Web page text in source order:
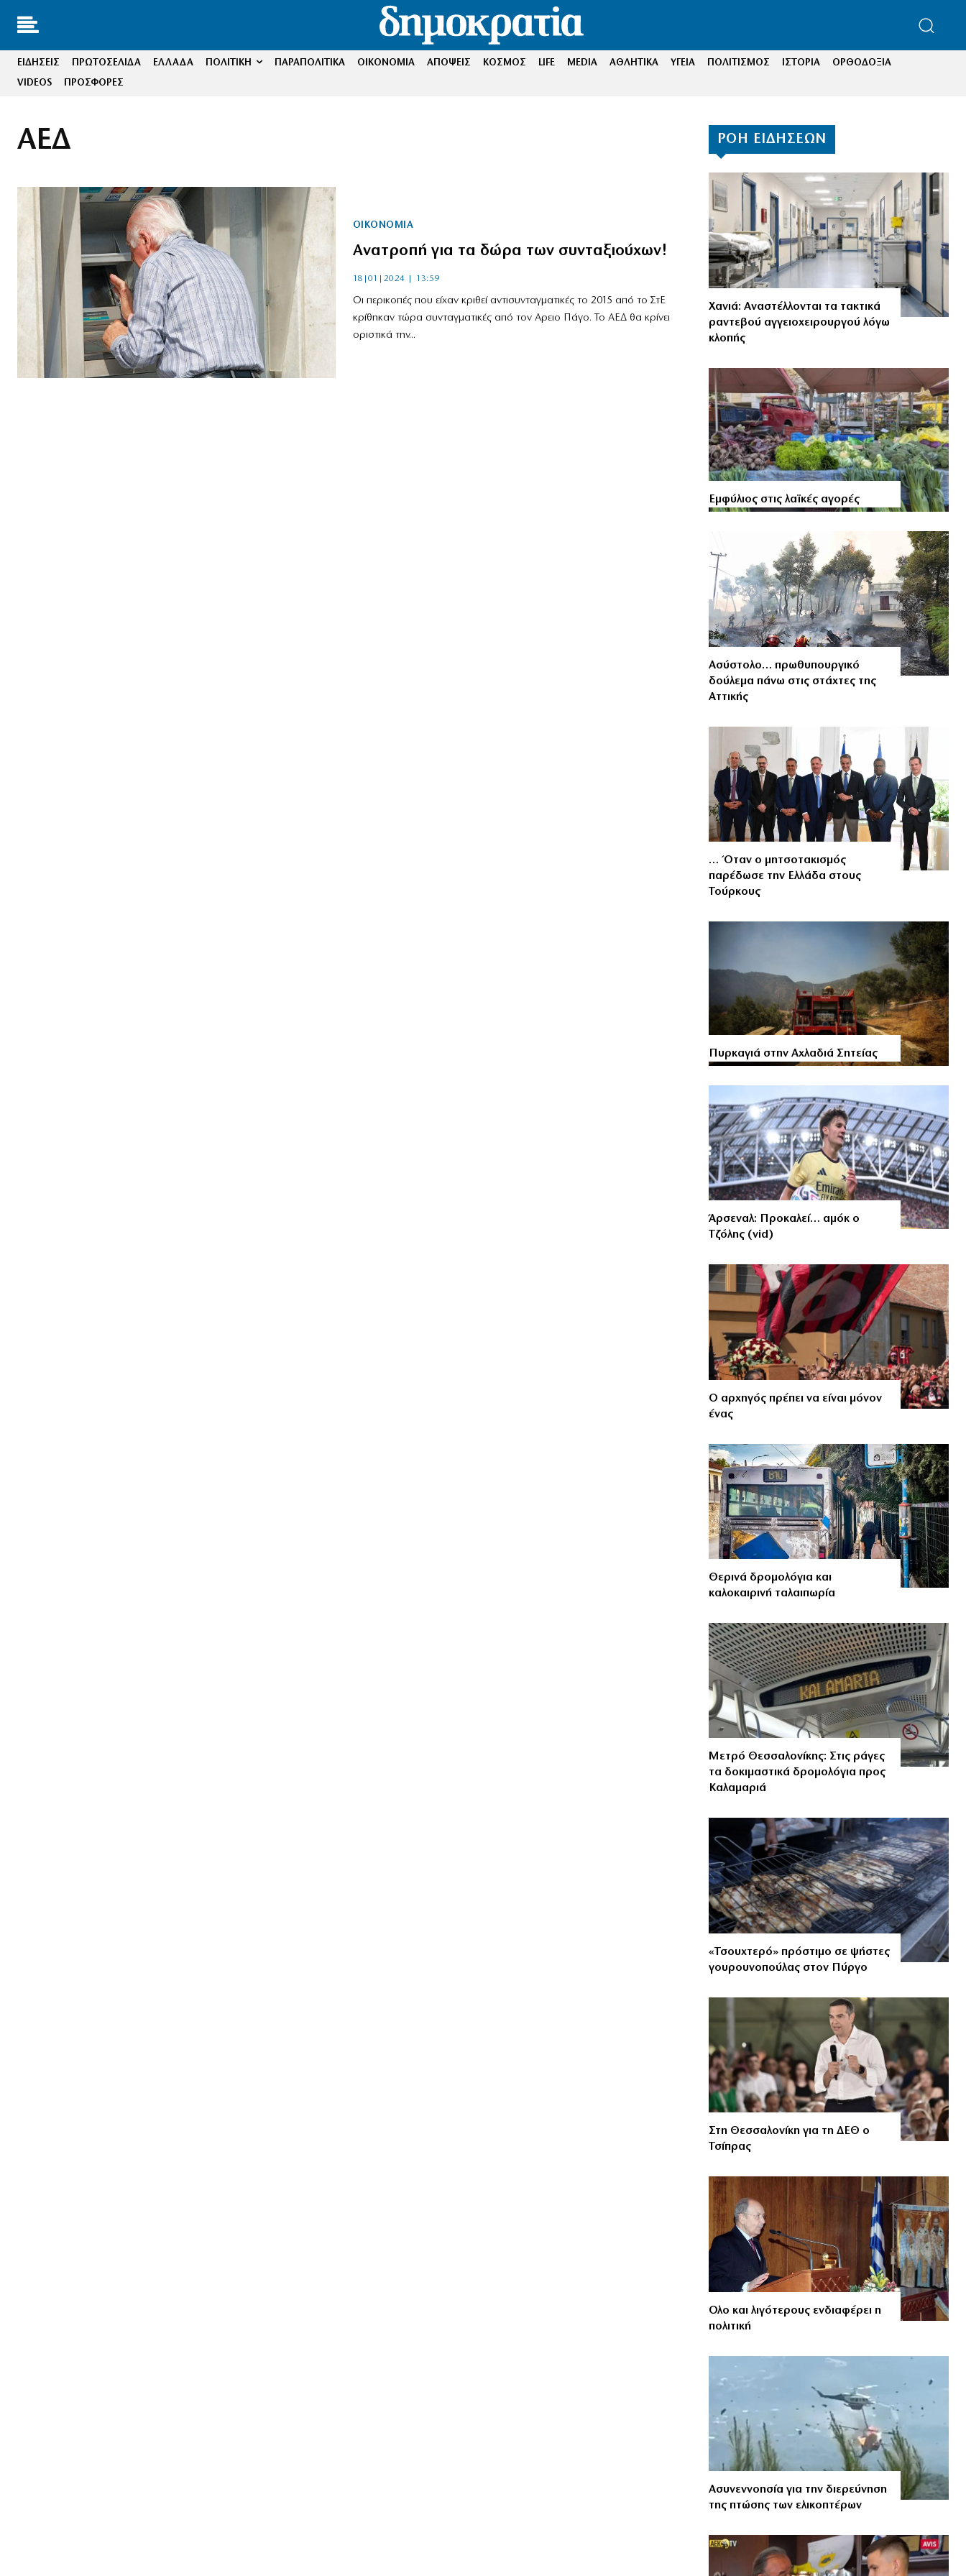
ΕΙΔΗΣΕΙΣ ΠΡΩΤΟΣΕΛΙΔΑ ΕΛΛΑΔΑ ΠΟΛΙΤΙΚΗ ΠΑΡΑΠΟΛΙΤΙΚΑ ΟΙΚΟΝΟΜΙΑ ΑΠΟΨΕΙΣ ΚΟΣΜΟΣ LIFE MEDIA ΑΘΛΗΤΙΚΑ ΥΓΕΙΑ ΠΟΛΙΤΙΣΜΟΣ ΙΣΤΟΡΙΑ
ΟΡΘΟΔΟΞΙΑ
VIDEOS
ΠΡΟΣΦΟΡΕΣ
ΑΕΔ
ΟΙΚΟΝΟΜΙΑ
Ανατροπή για τα δώρα των συνταξιούχων!
18|01|2024 | 13:59
Οι περικοπές που είχαν κριθεί αντισυνταγματικές το 2015 από το ΣτΕ
κρίθηκαν τώρα συνταγματικές από τον Αρειο Πάγο. Το ΑΕΔ θα κρίνει
οριστικά την...
ΡΟΗ ΕΙΔΗΣΕΩΝ
Χανιά: Αναστέλλονται τα τακτικά
ραντεβού αγγειοχειρουργού λόγω
κλοπής
Εμφύλιος στις λαϊκές αγορές
Ασύστολο… πρωθυπουργικό
δούλεμα πάνω στις στάχτες της
Αττικής
… Όταν ο μητσοτακισμός
παρέδωσε την Ελλάδα στους
Τούρκους
Πυρκαγιά στην Αχλαδιά Σητείας
Άρσεναλ: Προκαλεί… αμόκ ο
Τζόλης (vid)
Ο αρχηγός πρέπει να είναι μόνον
ένας
Θερινά δρομολόγια και
καλοκαιρινή ταλαιπωρία
Μετρό Θεσσαλονίκης: Στις ράγες
τα δοκιμαστικά δρομολόγια προς
Καλαμαριά
«Τσουχτερό» πρόστιμο σε ψήστες
γουρουνοπούλας στον Πύργο
Στη Θεσσαλονίκη για τη ΔΕΘ ο
Τσίπρας
Ολο και λιγότερους ενδιαφέρει η
πολιτική
Ασυνεννοησία για την διερεύνηση
της πτώσης των ελικοπτέρων